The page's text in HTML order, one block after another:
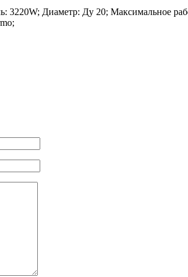
стальные
чугунные
3220W; Диаметр: Ду 20; Максимальное